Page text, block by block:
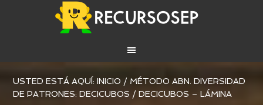
USTED ESTÁ AQUÍ:INICIO / MÉTODO ABN. DIVERSIDAD
DE PATRONES: DECICUBOS / DECICUBOS – LÁMINA